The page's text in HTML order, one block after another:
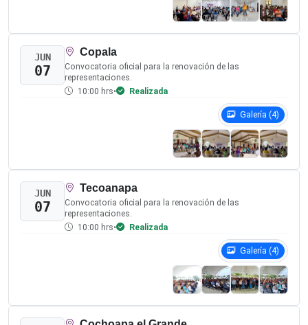
AVISOS En Vivo
Mensaje:
Enviar
IEPC Guerrero - 2026
Avisos de Privacidad